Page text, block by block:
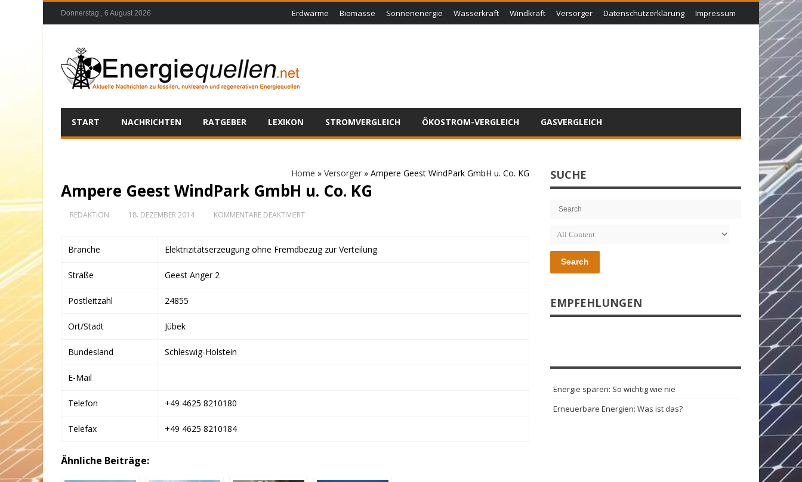
Donnerstag , 6 August 2026 Erdwärme Biomasse Sonnenenergie Wasserkraft Windkraft Versorger Datenschutzerklärung Impressum
START NACHRICHTEN RATGEBER LEXIKON STROMVERGLEICH ÖKOSTROM-VERGLEICH GASVERGLEICH
Home » Versorger » Ampere Geest WindPark GmbH u. Co. KG
Ampere Geest WindPark GmbH u. Co. KG
REDAKTION 18. DEZEMBER 2014 KOMMENTARE DEAKTIVIERTFÜR
GMBH
Branche Elektrizitätserzeugung ohne Fremdbezug zur Verteilung
Straße Geest Anger 2
Postleitzahl 24855
Ort/Stadt Jübek
Bundesland Schleswig-Holstein
E-Mail
Telefon +49 4625 8210180
Telefax +49 4625 8210184
Ähnliche Beiträge:
SUCHE
Search
EMPFEHLUNGEN
Energie sparen: So wichtig wie nie
Erneuerbare Energien: Was ist das?